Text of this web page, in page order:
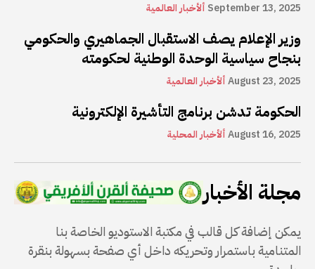
ألأخبار العالمية September 13, 2025
وزير الإعلام يصف الاستقبال الجماهيري والحكومي
بنجاح سياسية الوحدة الوطنية لحكومته
ألأخبار العالميةAugust 23, 2025
الحكومة تدشن برنامج التأشيرة الإلكترونية
ألأخبار المحليةAugust 16, 2025
مجلة الأخبار
يمكن إضافة كل قالب في مكتبة الاستوديو الخاصة بنا
المتنامية باستمرار وتحريكه داخل أي صفحة بسهولة بنقرة